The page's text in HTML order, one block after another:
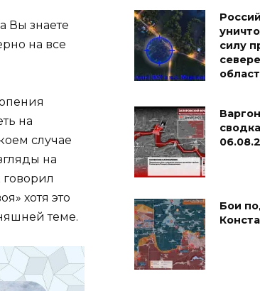
Вы знаете
на все
на
случае
на
хотя это
теме.
силу
Бои